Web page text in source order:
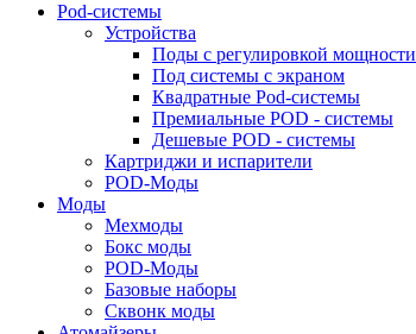
Pod-системы
Устройства
Поды с регулировкой мощности
Под системы с экраном
Квадратные Pod-системы
Премиальные POD - системы
Дешевые POD - системы
Картриджи и испарители
POD-Моды
Моды
Мехмоды
Бокс моды
POD-Моды
Базовые наборы
Сквонк моды